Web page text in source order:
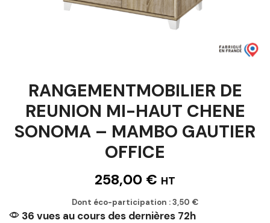
RANGEMENTMOBILIER DE
REUNION MI-HAUT CHENE
SONOMA – MAMBO GAUTIER
OFFICE
258,00 € HT
Dont éco-participation :3,50 €
36 vues au cours des dernières 72h